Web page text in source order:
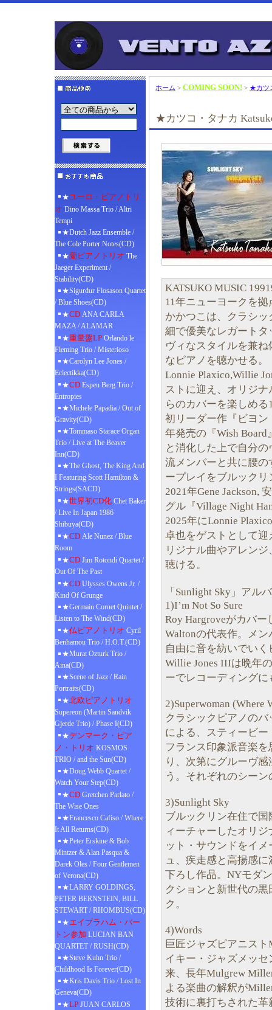
★ユーロ・ピアノトリ
オ Dino Massa Trio / Altri
Tempi
★Dutch Jazz Ensemble /
The Cole Porter Notes(CD)
★蘭ピアノトリオ The
Jaeger Experiment /
Stability(CD)
★Sigurdur Flosason Quartet
/ Blue Shoes(CD)
★CD ANA CARLA
MAZA / ALAMAR
★重量盤LP Orlando le
Fleming Trio / Misterioso
★Carolyn Lee Jones /
Eclectikka(CD)
★CD Espen Berg Trio /
Entropies
★Michele Papadia / Out of
Gravity(CD)
★Tommaso Starace Organ
Trio / Live at The Beaver
Inn(CD)
★The Ghost, The King And
I Featuring Scott Hamilton &
Strings(SACD)
★世界初CD化 Chet Baker
/ Live In Japan 1986
Shibuya(CD)
★CD Ale Nunez / Blue
Room
★CD Jim Rotondi Quartet /
Out Of The Past
★CD Ulysses Owens Jr. /
Kind Of Grunge
★Germain Cornet Quintet /
Listen to The Wind(CD)
★仏ピアノトリオ Cyril
Benhamou Trio / H.O.T.(CD)
★Murat Ozturk Trio /
Aina(CD)
★Scene of Jazz / Rain
Portraits(CD)
★北欧ピアノトリオ
Supereon (Martin Sandvik
Gjerde Trio) / Phase I(CD)
★デンマーク・ピア
ノ・トリオ KOSMOS
TRIO / and the Sun(CD)
★Doug Webb Quartet /
Watch Your Step(CD)
★CD Gretchen Parlato /
The Wise Ones
★Francesco Cafiso / Where
It All Returns(CD)
★Peter Erskine & Bob
Mintzer & Alan Pasqua &
Darek Oles / Four Gentlemen
of Verona(CD)
★LARRY GOLDINGS,
PETER BERNSTEIN, BILL
STEWART / RHOMBUS(CD)
★エイブラハム・バー
トン参加 LUCIAN BAN
QUARTET / RUSH(CD)
★Steve Kuhn Trio /
Childhood Is Forever(CD)
★Kris Davis Trio / Lost In
Geneva(CD)
★LP JUAN CARLOS
ホーム > COMING SOON! > ★カツ
★カツコ・タナカ
KATSUKO MUSIC
11年ニューヨークを
かかつこは、クラシ
細で優美なレガート
ヴィなスタイルを兼
なピアノを聴かせる。
Lonnie Plaxico,Willie
ストに迎え、オリジ
らのカバーを楽しめる
初リーダー作『ビヨ
年発売の『Wish
と消化した上で自分
流メンバーと共に腰
ープレイをブルックリ
2021年Gene Jackson,
グル『Village Night
2025年にLonnie
卓也をゲストとして迎
リジナル曲やアレン
聴ける。
「Sunlight Sky」アル
1)I’m Not So Sure
Roy Hargroveがカバ
Waltonの代表作。メ
自由に音を紡いでい
Willie Jones IIIは晩年
ーでレコーディング
2)Superwoman (Where
クラシックピアノの
による、スティービ
フランス印象派音楽
り、次第にグルーヴ
う。それぞれのシー
3)Sunlight Sky
ブルックリン在住で
ィーチャーしたオリ
ット・サウンドをイ
ュ、疾走感と高揚感
下ろし作品。NYモダ
クションと新世代の
ク。
4)Words
巨匠ジャズピアニス
イキー・ジャズメッ
来、長年Mulgrew
よる楽曲の解釈が
技術に裏打ちされた